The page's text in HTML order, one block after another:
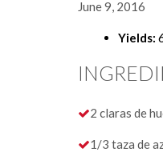
June 9, 2016
Yields:
2 claras de
1/3 taza de